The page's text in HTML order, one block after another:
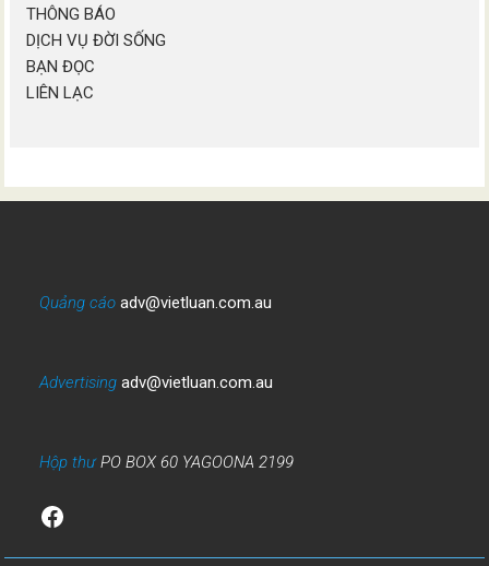
THÔNG BÁO
DỊCH VỤ ĐỜI SỐNG
BẠN ĐỌC
LIÊN LẠC
Quảng cáo adv@vietluan.com.au
Advertising adv@vietluan.com.au
Hộp thưPO BOX 60 YAGOONA 2199
Facebook